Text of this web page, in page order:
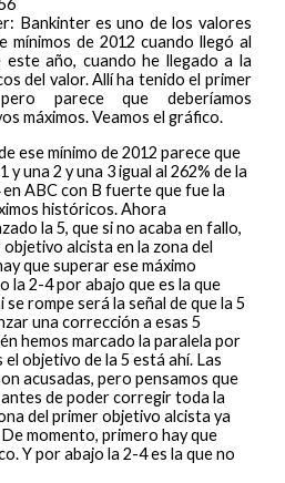
Bankinter es uno de los valores
mínimos de 2012 cuando llegó al
este año, cuando he llegado a la
del valor. Allí ha tenido el primer
parece que deberíamos
máximos. Veamos el gráfico.
ese mínimo de 2012 parece que
y una 2 y una 3 igual al 262% de la
ABC con B fuerte que fue la
históricos. Ahora
la 5, que si no acaba en fallo,
alcista en la zona del
que superar ese máximo
la 2-4 por abajo que es la que
rompe será la señal de que la 5
una corrección a esas 5
hemos marcado la paralela por
el objetivo de la 5 está ahí. Las
acusadas, pero pensamos que
de poder corregir toda la
del primer objetivo alcista ya
momento, primero hay que
Y por abajo la 2-4 es la que no